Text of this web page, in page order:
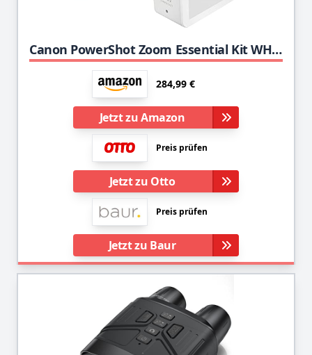
Canon PowerShot Zoom Essential Kit WHT - Digitales Fernglas mit Foto- & Videofunktion, bis 800mm Brennweite, ruhiges Bild durch optischen Bildstabilisator, Akku, Full-HD, WLAN, Bluetooth, 145g leicht
284,99 €
Jetzt zu Amazon
Preis prüfen
Jetzt zu Otto
Preis prüfen
Jetzt zu Baur